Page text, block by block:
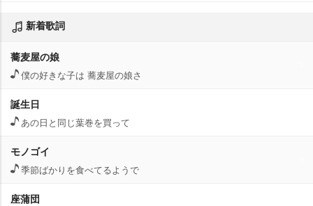
新着歌詞
蕎麦屋の娘
僕の好きな子は 蕎麦屋の娘さ
誕生日
あの日と同じ葉巻を買って
モノゴイ
季節ばかりを食べてるようで
座蒲団